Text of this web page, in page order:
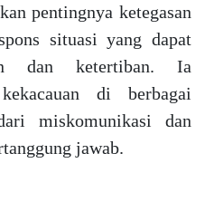
pentingnya ketegasan
situasi yang dapat
dan ketertiban. Ia
di berbagai
miskomunikasi dan
jawab.